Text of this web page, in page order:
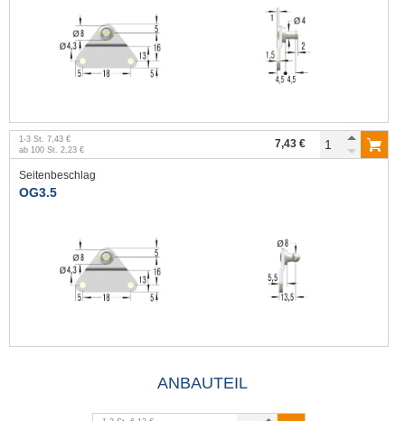
1 -3 St. 7,43 €
ab 100 St. 2,23 € 7,43 €
Seitenbeschlag
OG3.5
ANBAUTEIL